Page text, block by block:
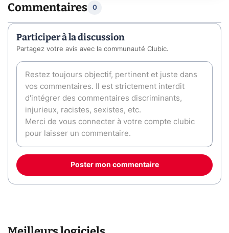
Commentaires 0
Participer à la discussion
Partagez votre avis avec la communauté Clubic.
Poster mon commentaire